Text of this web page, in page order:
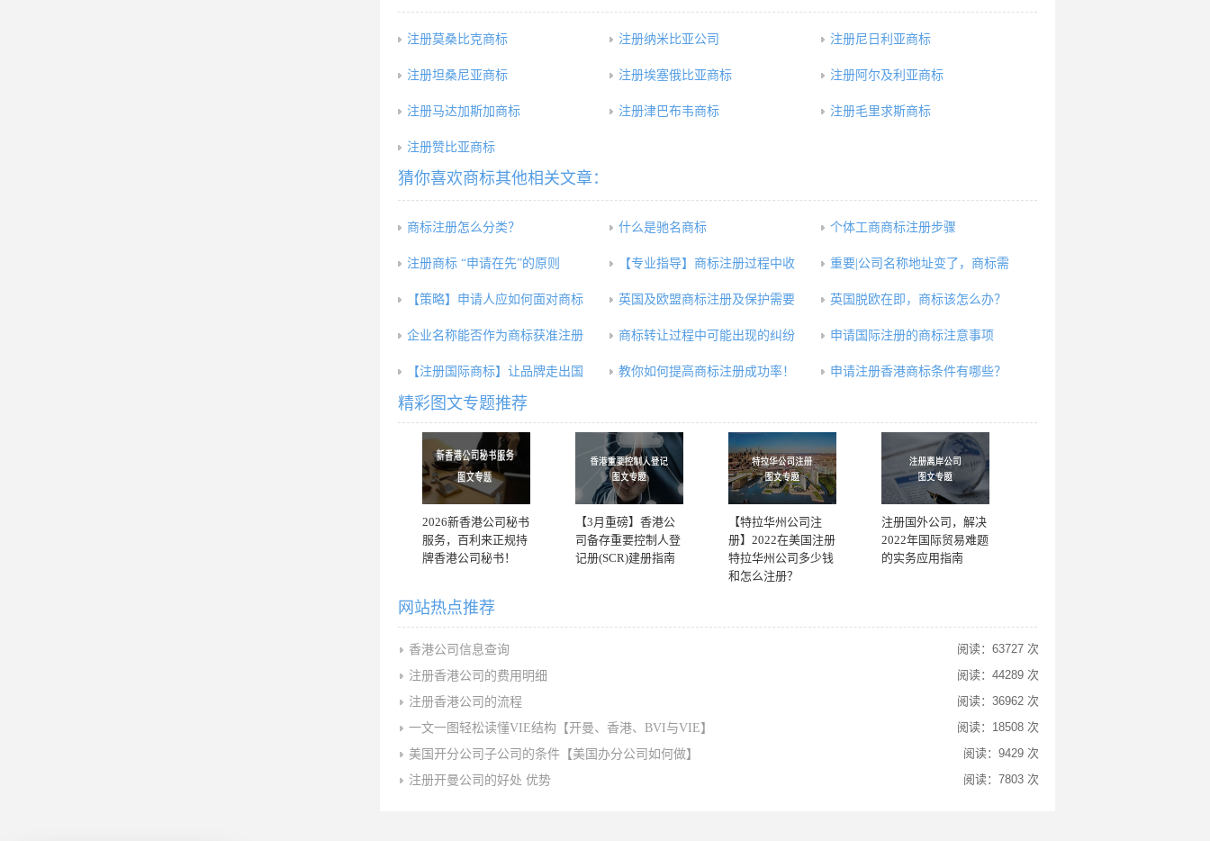
注册莫桑比克商标 注册纳米比亚公司 注册尼日利亚商标
注册坦桑尼亚商标 注册埃塞俄比亚商标 注册阿尔及利亚商标
注册马达加斯加商标 注册津巴布韦商标 注册毛里求斯商标
注册赞比亚商标
猜你喜欢商标其他相关文章：
商标注册怎么分类？ 什么是驰名商标 个体工商商标注册步骤
注册商标 “申请在先”的原则 【专业指导】商标注册过程中收 重要|公司名称地址变了，商标需
【策略】申请人应如何面对商标 英国及欧盟商标注册及保护需要 英国脱欧在即，商标该怎么办？
企业名称能否作为商标获准注册 商标转让过程中可能出现的纠纷 申请国际注册的商标注意事项
【注册国际商标】让品牌走出国 教你如何提高商标注册成功率！ 申请注册香港商标条件有哪些？
精彩图文专题推荐
2026新香港公司秘书
服务，百利来正规持
牌香港公司秘书！
【3月重磅】香港公
司备存重要控制人登
记册(SCR)建册指南
【特拉华州公司注
册】2022在美国注册
特拉华州公司多少钱
和怎么注册？
注册国外公司，解决
2022年国际贸易难题
的实务应用指南
网站热点推荐
香港公司信息查询
阅读：63727 次
注册香港公司的费用明细
阅读：44289 次
注册香港公司的流程
阅读：36962 次
一文一图轻松读懂VIE结构【开曼、香港、BVI与VIE】
阅读：18508 次
美国开分公司子公司的条件【美国办分公司如何做】
阅读：9429 次
注册开曼公司的好处 优势
阅读：7803 次